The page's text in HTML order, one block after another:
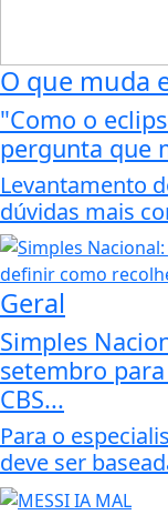
O que muda
"Como o
pergunta que
Levantamento
dúvidas mais
Geral
Simples
setembro
CBS...
Para o
deve ser